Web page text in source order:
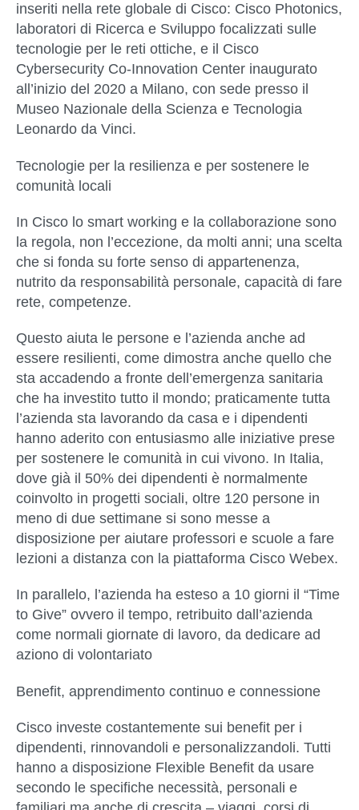
inseriti nella rete globale di Cisco: Cisco Photonics,
laboratori di Ricerca e Sviluppo focalizzati sulle
tecnologie per le reti ottiche, e il Cisco
Cybersecurity Co-Innovation Center inaugurato
all’inizio del 2020 a Milano, con sede presso il
Museo Nazionale della Scienza e Tecnologia
Leonardo da Vinci.
Tecnologie per la resilienza e per sostenere le
comunità locali
In Cisco lo smart working e la collaborazione sono
la regola, non l’eccezione, da molti anni; una scelta
che si fonda su forte senso di appartenenza,
nutrito da responsabilità personale, capacità di fare
rete, competenze.
Questo aiuta le persone e l’azienda anche ad
essere resilienti, come dimostra anche quello che
sta accadendo a fronte dell’emergenza sanitaria
che ha investito tutto il mondo; praticamente tutta
l’azienda sta lavorando da casa e i dipendenti
hanno aderito con entusiasmo alle iniziative prese
per sostenere le comunità in cui vivono. In Italia,
dove già il 50% dei dipendenti è normalmente
coinvolto in progetti sociali, oltre 120 persone in
meno di due settimane si sono messe a
disposizione per aiutare professori e scuole a fare
lezioni a distanza con la piattaforma Cisco Webex.
In parallelo, l’azienda ha esteso a 10 giorni il “Time
to Give” ovvero il tempo, retribuito dall’azienda
come normali giornate di lavoro, da dedicare ad
aziono di volontariato
Benefit, apprendimento continuo e connessione
Cisco investe costantemente sui benefit per i
dipendenti, rinnovandoli e personalizzandoli. Tutti
hanno a disposizione Flexible Benefit da usare
secondo le specifiche necessità, personali e